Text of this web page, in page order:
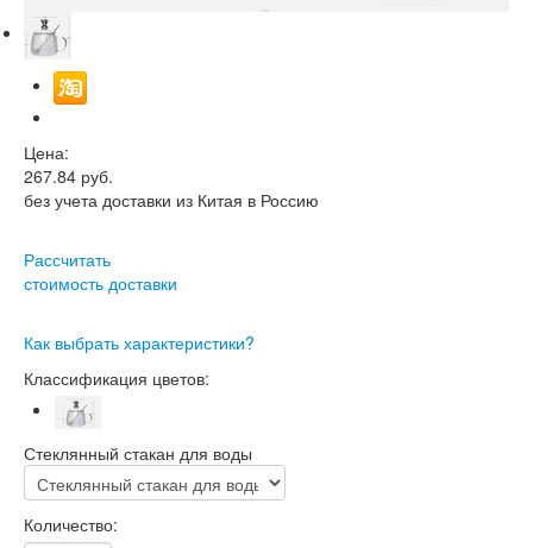
Цена:
267.84 руб.
без учета доставки из Китая в Россию
Рассчитать
стоимость доставки
Как выбрать характеристики?
Классификация цветов:
Стеклянный стакан для воды
Количество: